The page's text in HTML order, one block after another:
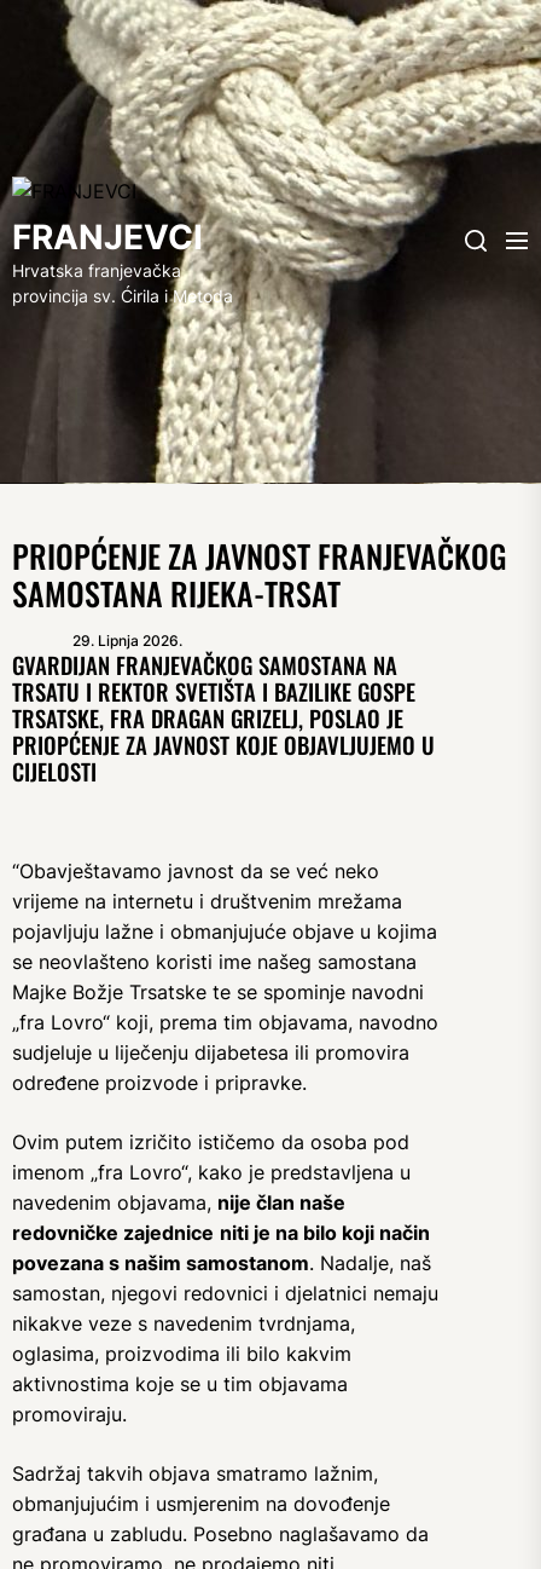
FRANJEVCI
FRANJEVCI
Hrvatska franjevačka
provincija sv. Ćirila i Metoda
Search
PRIOPĆENJE ZA JAVNOST FRANJEVAČKOG
SAMOSTANA RIJEKA-TRSAT
29. Lipnja 2026.
GVARDIJAN FRANJEVAČKOG SAMOSTANA NA
TRSATU I REKTOR SVETIŠTA I BAZILIKE GOSPE
TRSATSKE, FRA DRAGAN GRIZELJ, POSLAO JE
PRIOPĆENJE ZA JAVNOST KOJE OBJAVLJUJEMO U
CIJELOSTI
“Obavještavamo javnost da se već neko
vrijeme na internetu i društvenim mrežama
pojavljuju lažne i obmanjujuće objave u kojima
se neovlašteno koristi ime našeg samostana
Majke Božje Trsatske te se spominje navodni
„fra Lovro“ koji, prema tim objavama, navodno
sudjeluje u liječenju dijabetesa ili promovira
određene proizvode i pripravke.
Ovim putem izričito ističemo da osoba pod
imenom „fra Lovro“, kako je predstavljena u
navedenim objavama, nije član naše
redovničke zajednice niti je na bilo koji način
povezana s našim samostanom. Nadalje, naš
samostan, njegovi redovnici i djelatnici nemaju
nikakve veze s navedenim tvrdnjama,
oglasima, proizvodima ili bilo kakvim
aktivnostima koje se u tim objavama
promoviraju.
Sadržaj takvih objava smatramo lažnim,
obmanjujućim i usmjerenim na dovođenje
građana u zabludu. Posebno naglašavamo da
ne promoviramo, ne prodajemo niti